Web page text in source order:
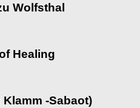
Wolfsthal
Healing
-Sabaot)